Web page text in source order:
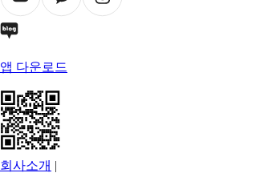
앱 다운로드
회사소개 |